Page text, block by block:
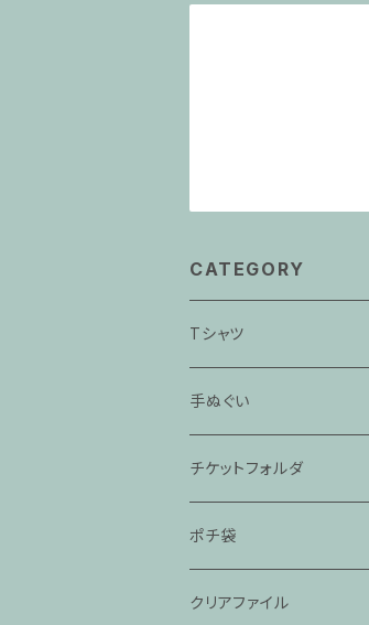
CATEGORY
Tシャツ
「ぞろぞろ」
「抜け雀」
「猫と金魚」
「大工調べ」
手ぬぐい
「時そば」
「死神」
「たぬき」
チケットフォルダ
ポチ袋
クリアファイル